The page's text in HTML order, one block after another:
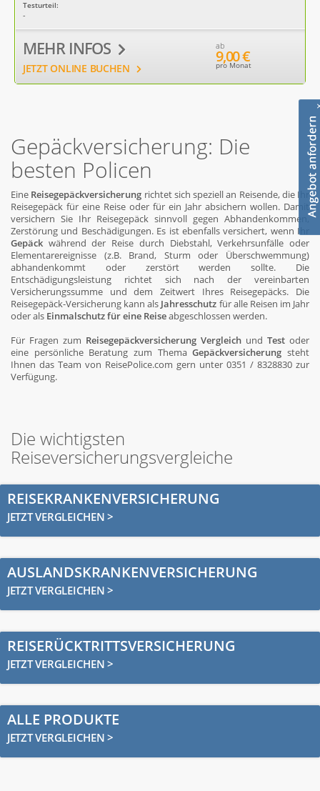
Testurteil:
-
MEHR INFOS
JETZT ONLINE BUCHEN
ab
9,00 €
pro Monat
Gepäckversicherung: Die
besten Policen
Eine Reisegepäckversicherung richtet sich speziell an Reisende, die Ihr
Reisegepäck für eine Reise oder für ein Jahr absichern wollen. Damit
versichern Sie Ihr Reisegepäck sinnvoll gegen Abhandenkommen,
Zerstörung und Beschädigungen. Es ist ebenfalls versichert, wenn Ihr
Gepäck während der Reise durch Diebstahl, Verkehrsunfälle oder
Elementarereignisse (z.B. Brand, Sturm oder Überschwemmung)
abhandenkommt oder zerstört werden sollte. Die
Entschädigungsleistung richtet sich nach der vereinbarten
Versicherungssumme und dem Zeitwert Ihres Reisegepäcks. Die
Reisegepäck-Versicherung kann als Jahresschutz für alle Reisen im Jahr
oder als Einmalschutz für eine Reiseabgeschlossen werden.
Für Fragen zum Reisegepäckversicherung Vergleich und Test oder
eine persönliche Beratung zum ThemaGepäckversicherung steht
Ihnen das Team von ReisePolice.com gern unter 0351 / 8328830 zur
Verfügung.
Die wichtigsten
Reiseversicherungsvergleiche
REISEKRANKENVERSICHERUNG
JETZT VERGLEICHEN >
AUSLANDSKRANKENVERSICHERUNG
JETZT VERGLEICHEN >
REISERÜCKTRITTSVERSICHERUNG
JETZT VERGLEICHEN >
ALLE PRODUKTE
JETZT VERGLEICHEN >